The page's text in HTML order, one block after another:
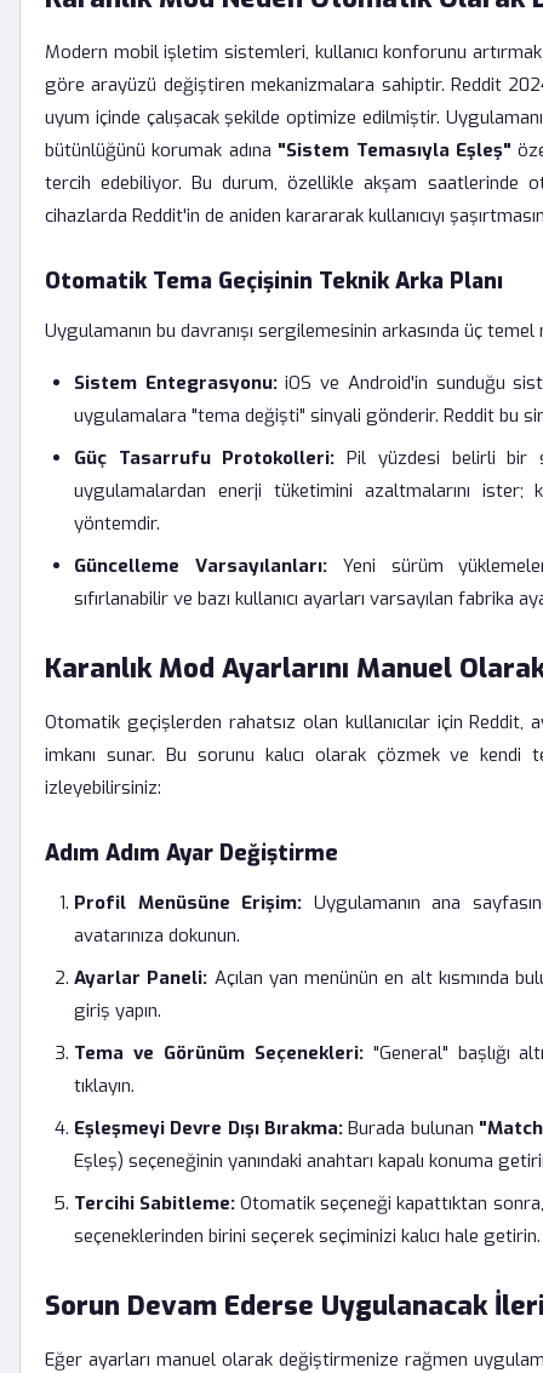
Modern mobil işletim sistemleri, kullanıcı konforunu
göre arayüzü değiştiren mekanizmalara sahiptir. Reddit
uyum içinde çalışacak şekilde optimize edilmiştir.
bütünlüğünü korumak adına "Sistem Temasıyla Eşleş"
tercih edebiliyor. Bu durum, özellikle akşam saatlerinde
cihazlarda Reddit'in de aniden karararak kullanıcıyı
Otomatik Tema Geçişinin Teknik Arka Planı
Uygulamanın bu davranışı sergilemesinin arkasında üç
Sistem Entegrasyonu:iOS ve Android'in sunduğu
uygulamalara "tema değişti" sinyali gönderir. Reddit bu
Güç Tasarrufu Protokolleri: Pil yüzdesi belirli bir
uygulamalardan enerji tüketimini azaltmalarını
yöntemdir.
Güncelleme Varsayılanları:Yeni sürüm
sıfırlanabilir ve bazı kullanıcı ayarları varsayılan fabrika
Karanlık Mod Ayarlarını Manuel
Otomatik geçişlerden rahatsız olan kullanıcılar için
imkanı sunar. Bu sorunu kalıcı olarak çözmek ve kendi
izleyebilirsiniz:
Adım Adım Ayar Değiştirme
Profil Menüsüne Erişim: Uygulamanın ana
avatarınıza dokunun.
Ayarlar Paneli: Açılan yan menünün en alt kısmında
giriş yapın.
Tema ve Görünüm Seçenekleri:"General" başlığı
tıklayın.
Eşleşmeyi Devre Dışı Bırakma:Burada bulunan
Eşleş) seçeneğinin yanındaki anahtarı kapalı konuma
Tercihi Sabitleme: Otomatik seçeneği kapattıktan
seçeneklerinden birini seçerek seçiminizi kalıcı hale getirin.
Sorun Devam Ederse Uygulanacak
Eğer ayarları manuel olarak değiştirmenize rağmen